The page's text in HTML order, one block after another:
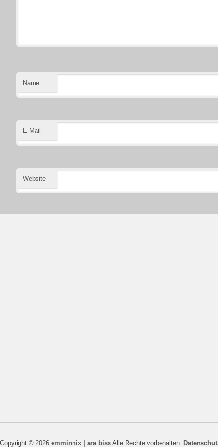
Name
E-Mail
Website
Copyright © 2026 emminnix | ara biss Alle Rechte vorbehalten.